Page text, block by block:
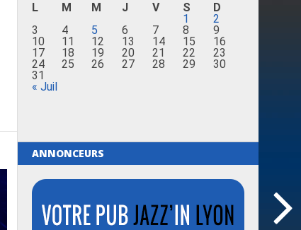
L
M M J V S
D
1
2
3
4 5 6 7 8
9
10
11 12 13 14 15
16
17
18 19 20 21 22
23
24
25 26 27 28 29
30
31
« Juil
ANNONCEURS